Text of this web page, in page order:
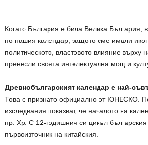
Когато България е била Велика България,
по нашия календар, защото сме имали
политическото, властовото влияние върху
пренесли своята интелектуална мощ и
Древнобългарският календар е най-
Това е признато официално от ЮНЕСКО.
изследвания показват, че началото на
пр. Хр. С 12-годишния си цикъл
първоизточник на китайския.